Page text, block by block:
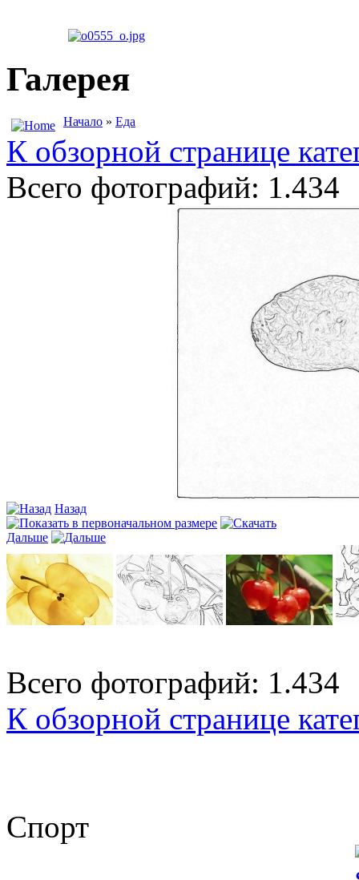
Галерея
Начало » Еда
К обзорной странице
Всего фотографий: 1.434
Назад
Дальше
Всего фотографий: 1.434
К обзорной странице
Спорт